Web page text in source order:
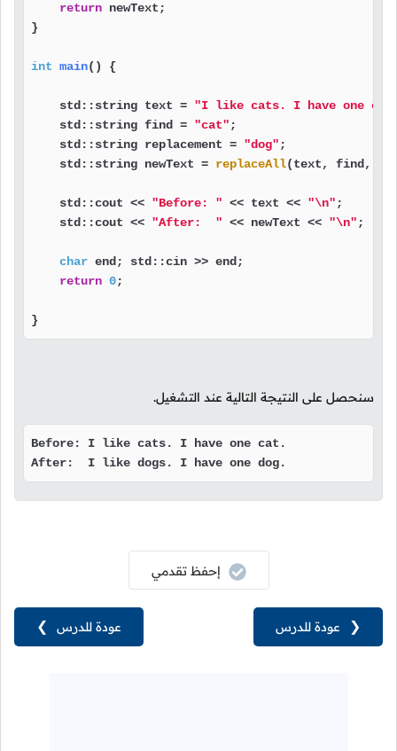
return newText;
}
int main() {
    std::string text =
"I like cats. I have one
    std::string find =
"cat" ;
    std::string replacement =
"dog" ;
    std::string newText =
replaceAll(text, find,
    std::cout <<
"Before: " << text << "\n" ;
    std::cout <<
"After:  " << newText << "\n" ;
char end; std::cin >> end;
return 0;
}
سنحصل على النتيجة التالية عند التشغيل.
Before: I like cats. I have one cat.
After:  I like dogs. I have one dog.
عودة للدرس ❯
إحفظ تقدمي
❮ عودة للدرس